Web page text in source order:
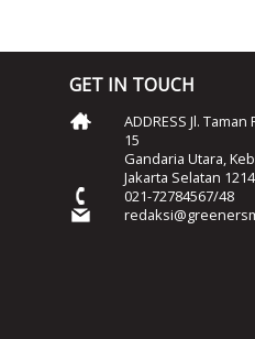
GET IN TOUCH
ADDRESS Jl.
15
Gandaria Utara,
Jakarta Selatan
021-72784567/48